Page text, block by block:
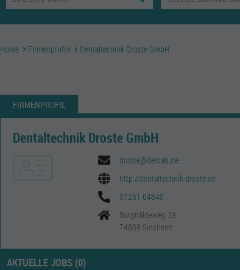
Home Firmenprofile Dentaltechnik Droste GmbH
FIRMENPROFIL
Dentaltechnik Droste GmbH
droste@denlab.de
http://dentaltechnik-droste.de
07261 64840
Burghäldeweg 38
74889 Sinsheim
AKTUELLE JOBS (0)